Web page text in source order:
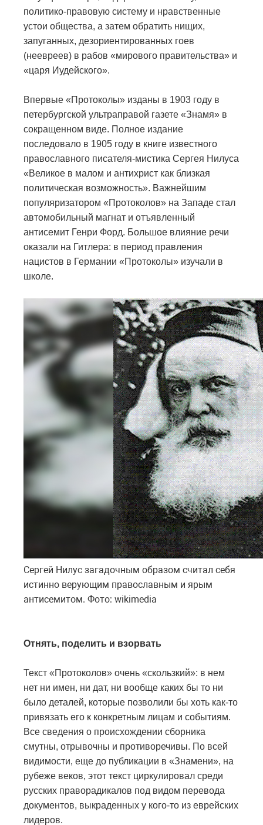
политико-правовую систему и нравственные
устои общества, а затем обратить нищих,
запуганных, дезориентированных гоев
(неевреев) в рабов «мирового правительства» и
«царя Иудейского».
Впервые «Протоколы» изданы в 1903 году в
петербургской ультраправой газете «Знамя» в
сокращенном виде. Полное издание
последовало в 1905 году в книге известного
православного писателя-мистика Сергея Нилуса
«Великое в малом и антихрист как близкая
политическая возможность». Важнейшим
популяризатором «Протоколов» на Западе стал
автомобильный магнат и отъявленный
антисемит Генри Форд. Большое влияние речи
оказали на Гитлера: в период правления
нацистов в Германии «Протоколы» изучали в
школе.
Сергей Нилус загадочным образом считал себя
истинно верующим православным и ярым
антисемитом. Фото: wikimedia
Отнять, поделить и взорвать
Текст «Протоколов» очень «скользкий»: в нем
нет ни имен, ни дат, ни вообще каких бы то ни
было деталей, которые позволили бы хоть как-то
привязать его к конкретным лицам и событиям.
Все сведения о происхождении сборника
смутны, отрывочны и противоречивы. По всей
видимости, еще до публикации в «Знамени», на
рубеже веков, этот текст циркулировал среди
русских праворадикалов под видом перевода
документов, выкраденных у кого-то из еврейских
лидеров.